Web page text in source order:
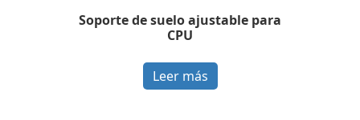
Soporte de suelo ajustable para
CPU
Leer más